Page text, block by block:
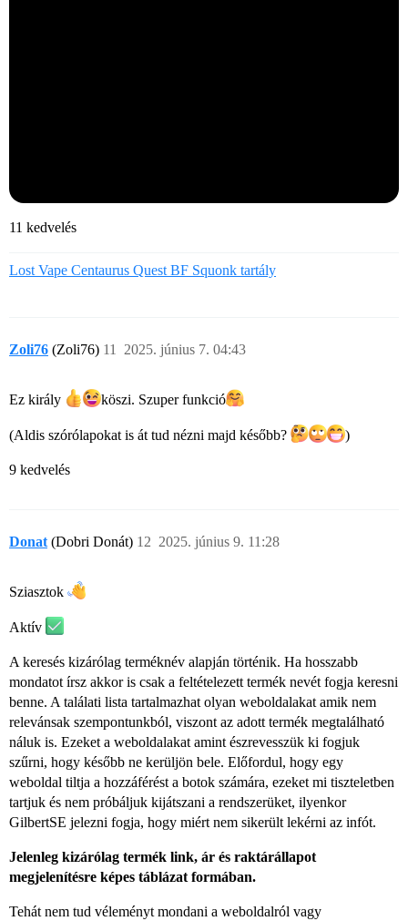
11 kedvelés
Lost Vape Centaurus Quest BF Squonk tartály
Zoli76 (Zoli76) 2025. június 7. 04:43
11
Ez király köszi. Szuper funkció
(Aldis szórólapokat is át tud nézni majd később? )
9 kedvelés
Donat (Dobri Donát) 2025. június 9. 11:28
12
Sziasztok
Aktív
A keresés kizárólag terméknév alapján történik. Ha hosszabb
mondatot írsz akkor is csak a feltételezett termék nevét fogja keresni
benne. A találati lista tartalmazhat olyan weboldalakat amik nem
relevánsak szempontunkból, viszont az adott termék megtalálható
náluk is. Ezeket a weboldalakat amint észrevesszük ki fogjuk
szűrni, hogy később ne kerüljön bele. Előfordul, hogy egy
weboldal tiltja a hozzáférést a botok számára, ezeket mi tiszteletben
tartjuk és nem próbáljuk kijátszani a rendszerüket, ilyenkor
GilbertSE jelezni fogja, hogy miért nem sikerült lekérni az infót.
Jelenleg kizárólag termék link, ár és raktárállapot
megjelenítésre képes táblázat formában.
Tehát nem tud véleményt mondani a weboldalról vagy